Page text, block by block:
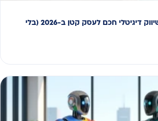
איך לבנות תקציב שיווק דיגיטלי חכם לעסק קטן ב-2026 (בלי